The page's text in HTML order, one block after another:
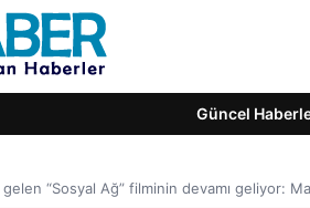
Güncel
“Sosyal Ağ” filminin devamı geliyor: